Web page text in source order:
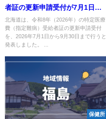
者証の更新申請受付が7月1日開
始——9月30日までの提出で年内
に受給者証が届きます
北海道は、令和8年（2026年）の特定医療
費（指定難病）受給者証の更新申請受付
を、2026年7月1日から9月30日まで行うと
発表しました。 ...
保健所